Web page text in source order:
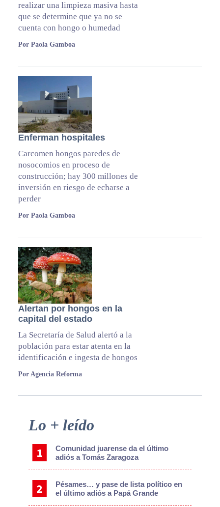
realizar una limpieza masiva hasta
que se determine que ya no se
cuenta con hongo o humedad
Por Paola Gamboa
Enferman hospitales
Carcomen hongos paredes de
nosocomios en proceso de
construcción; hay 300 millones de
inversión en riesgo de echarse a
perder
Por Paola Gamboa
Alertan por hongos en la
capital del estado
La Secretaría de Salud alertó a la
población para estar atenta en la
identificación e ingesta de hongos
Por Agencia Reforma
Primary
Sidebar
Lo + leído
Comunidad juarense da el último
adiós a Tomás Zaragoza
Pésames… y pase de lista político en
el último adiós a Papá Grande